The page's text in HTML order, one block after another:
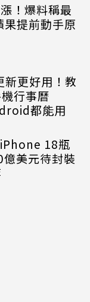
！爆料稱最
提前動手原
新更好用！教
行事曆
都能用
18瓶
美元待封裝